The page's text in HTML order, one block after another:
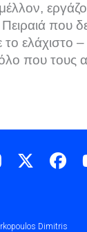
που
το ελάχιστο
που τους
Dimitris